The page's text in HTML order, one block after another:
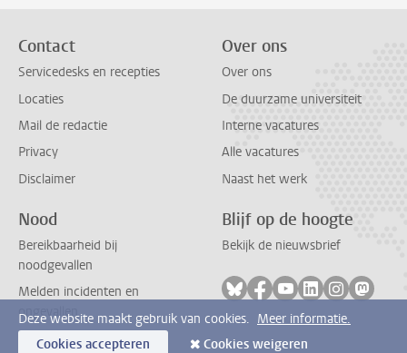
Contact
Servicedesks en recepties
Locaties
Mail de redactie
Privacy
Disclaimer
Over ons
Over ons
De duurzame universiteit
Interne vacatures
Alle vacatures
Naast het werk
Nood
Bereikbaarheid bij
noodgevallen
Melden incidenten en
ongevallen
Blijf op de hoogte
Bekijk de nieuwsbrief
Volg ons op bluesky
Volg ons op facebook
Volg ons op
Volg ons op
Volg ons
Volg
Deze website maakt gebruik van cookies. Meer informatie.
Cookies accepteren
Cookies weigeren